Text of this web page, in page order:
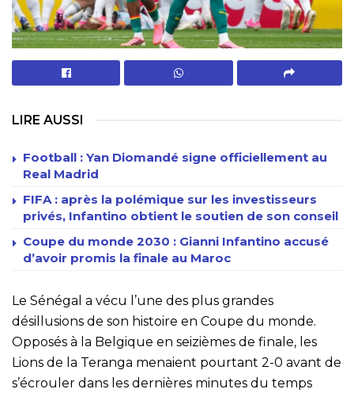
LIRE AUSSI
Football : Yan Diomandé signe officiellement au
Real Madrid
FIFA : après la polémique sur les investisseurs
privés, Infantino obtient le soutien de son conseil
Coupe du monde 2030 : Gianni Infantino accusé
d’avoir promis la finale au Maroc
Le Sénégal a vécu l’une des plus grandes
désillusions de son histoire en Coupe du monde.
Opposés à la Belgique en seizièmes de finale, les
Lions de la Teranga menaient pourtant 2-0 avant de
s’écrouler dans les dernières minutes du temps